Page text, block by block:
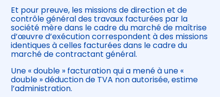
Et pour preuve, les missions de direction et de
contrôle général des travaux facturées par la
société mère dans le cadre du marché de maîtrise
d’œuvre d’exécution correspondent à des missions
identiques à celles facturées dans le cadre du
marché de contractant général.
Une « double » facturation qui a mené à une «
double » déduction de TVA non autorisée, estime
l’administration.